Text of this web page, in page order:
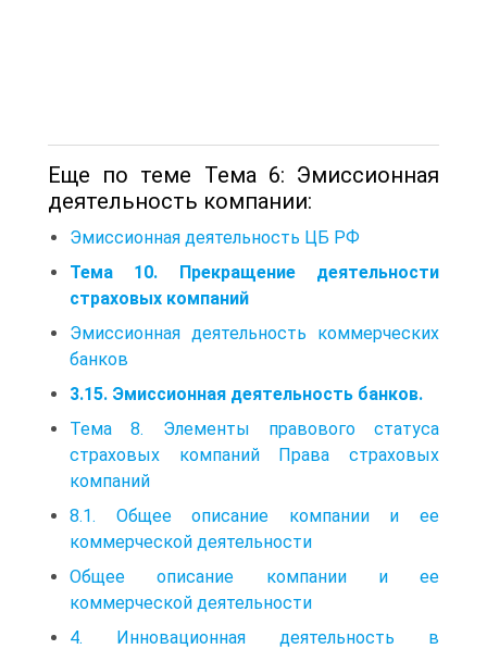
Еще по теме Тема 6: Эмиссионная
деятельность компании:
Эмиссионная деятельность ЦБ РФ
Тема 10. Прекращение деятельности
страховых компаний
Эмиссионная деятельность коммерческих
банков
3.15. Эмиссионная деятельность банков.
Тема 8. Элементы правового статуса
страховых компаний Права страховых
компаний
8.1. Общее описание компании и ее
коммерческой деятельности
Общее описание компании и ее
коммерческой деятельности
4. Инновационная деятельность в